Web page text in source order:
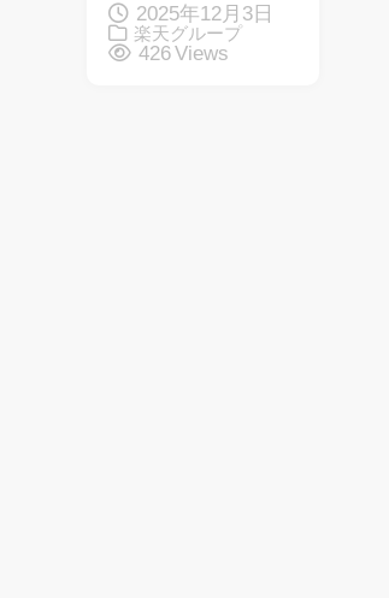
2025年12月3日
楽天グループ
426 Views